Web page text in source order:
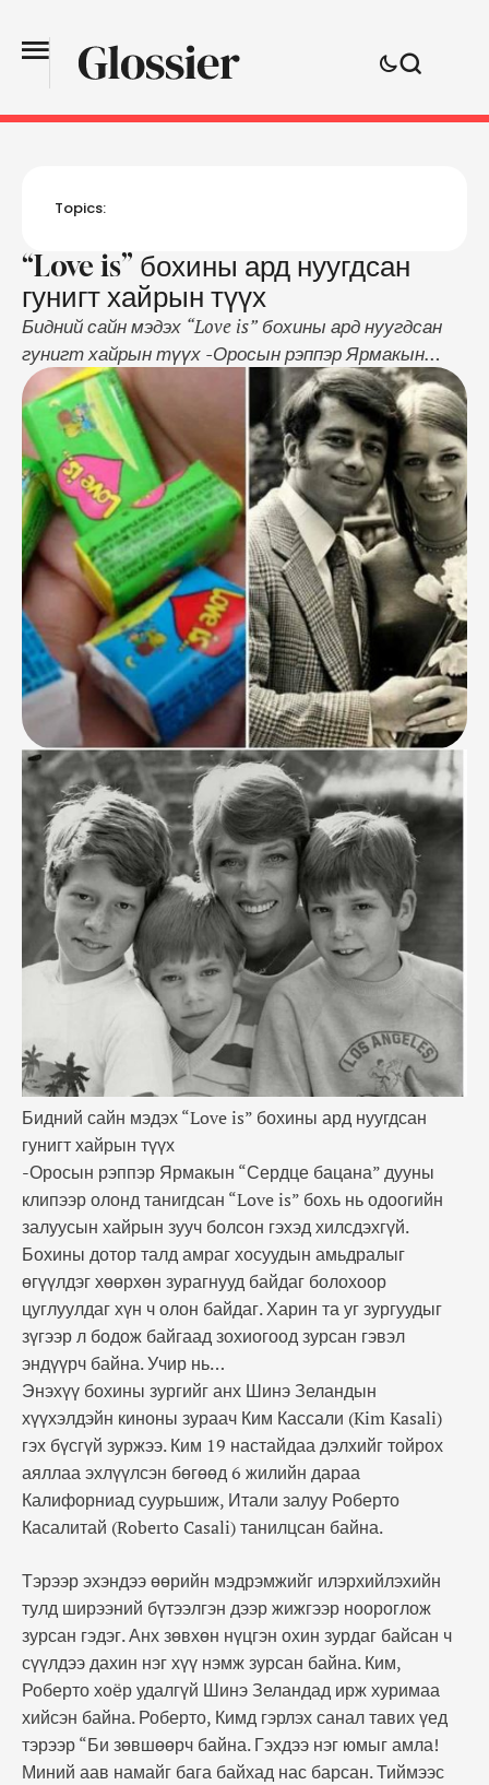
Topics:
“Love is” бохины ард нуугдсан
гунигт хайрын түүх
Бидний сайн мэдэх “Love is” бохины ард нуугдсан
гунигт хайрын түүх -Оросын рэппэр Ярмакын
"Сердце бацана" дууны клипээр олонд танигдсан
"Love is" бохь нь одоогийн залуусын хайрын зууч
болсон гэхэд хилсдэхгүй. Бохины дотор талд
амраг хосуудын амьдралыг өгүүлдэг хөөрхөн
зурагнууд байдаг болохоор цуглуулдаг хүн ч олон
байдаг. Харин та уг зургуудыг зүгээр л бодож
байгаад …
Бидний сайн мэдэх “Love is” бохины ард нуугдсан
гунигт хайрын түүх
-Оросын рэппэр Ярмакын “Сердце бацана” дууны
клипээр олонд танигдсан “Love is” бохь нь одоогийн
залуусын хайрын зууч болсон гэхэд хилсдэхгүй.
Бохины дотор талд амраг хосуудын амьдралыг
өгүүлдэг хөөрхөн зурагнууд байдаг болохоор
цуглуулдаг хүн ч олон байдаг. Харин та уг зургуудыг
зүгээр л бодож байгаад зохиогоод зурсан гэвэл
эндүүрч байна. Учир нь…
Энэхүү бохины зургийг анх Шинэ Зеландын
хүүхэлдэйн киноны зураач Ким Кассали (Kim Kasali)
гэх бүсгүй зуржээ. Ким 19 настайдаа дэлхийг тойрох
аяллаа эхлүүлсэн бөгөөд 6 жилийн дараа
Калифорниад суурьшиж, Итали залуу Роберто
Касалитай (Roberto Casali) танилцсан байна.
Тэрээр эхэндээ өөрийн мэдрэмжийг илэрхийлэхийн
тулд ширээний бүтээлгэн дээр жижгээр ноороглож
зурсан гэдэг. Анх зөвхөн нүцгэн охин зурдаг байсан ч
сүүлдээ дахин нэг хүү нэмж зурсан байна. Ким,
Роберто хоёр удалгүй Шинэ Зеландад ирж хуримаа
хийсэн байна. Роберто, Кимд гэрлэх санал тавих үед
тэрээр “Би зөвшөөрч байна. Гэхдээ нэг юмыг амла!
Миний аав намайг бага байхад нас барсан. Тиймээс